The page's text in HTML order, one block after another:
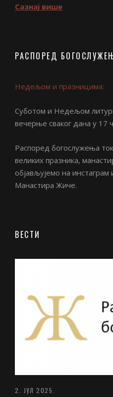
Сазнај више
РАСПОРЕД
Недељом и празницима:
Суботом и Недељом
вечерње сваког дана у 17
Распоред богослужења
великих празника,
објављујемо на инстаграм
Манастира Жиче.
ВЕСТИ
2. ЈУЛ 2025.